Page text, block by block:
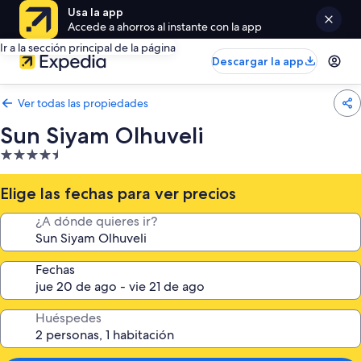
Usa la app
Accede a ahorros al instante con la app
Ir a la sección principal de la página
Descargar la app
Ver todas las propiedades
Sun Siyam Olhuveli
Propiedad
de
4.5
estrellas
Elige las fechas para ver precios
¿A dónde quieres ir?
Fechas
Huéspedes